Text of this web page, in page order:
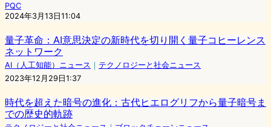
PQC
2024年3月13日11:04
量子革命：AI意思決定の新時代を切り開く量子コヒーレンス
ネットワーク
AI（人工知能）ニュース ｜ テクノロジーと社会ニュース
2023年12月29日1:37
時代を超えた暗号の進化：古代ヒエログリフから量子暗号ま
での歴史的軌跡